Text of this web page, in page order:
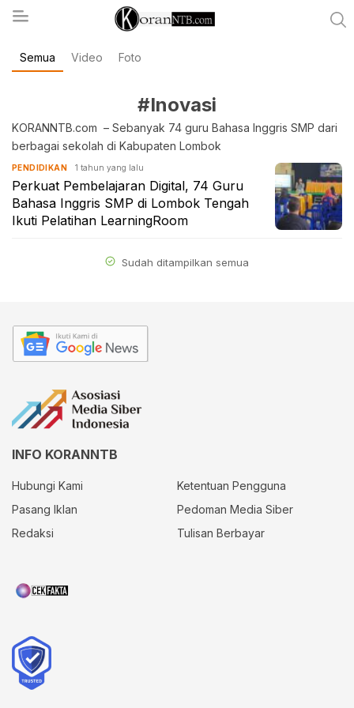
koranntb.com
Semua Video Foto
#Inovasi
KORANNTB.com – Sebanyak 74 guru Bahasa Inggris SMP dari
berbagai sekolah di Kabupaten Lombok
PENDIDIKAN 1 tahun yang lalu
Perkuat Pembelajaran Digital, 74 Guru
Bahasa Inggris SMP di Lombok Tengah
Ikuti Pelatihan LearningRoom
Sudah ditampilkan semua
INFO KORANNTB
Hubungi Kami
Ketentuan Pengguna
Pasang Iklan
Pedoman Media Siber
Redaksi
Tulisan Berbayar